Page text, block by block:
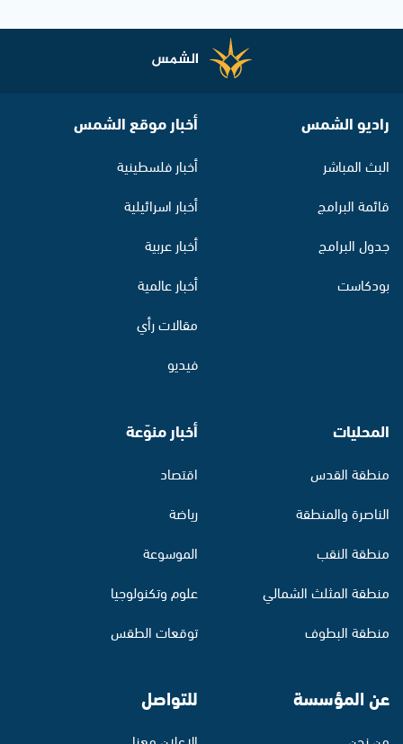
راديو الشمس
البث المباشر
قائمة البرامج
جدول البرامج
بودكاست
أخبار موقع الشمس
أخبار فلسطينية
أخبار اسرائيلية
أخبار عربية
أخبار عالمية
مقالات رأي
فيديو
المحليات
منطقة القدس
الناصرة والمنطقة
منطقة النقب
منطقة المثلث الشمالي
منطقة البطوف
أخبار منوّعة
اقتصاد
رياضة
الموسوعة
علوم وتكنولوجيا
توقعات الطقس
عن المؤسسة للتواصل